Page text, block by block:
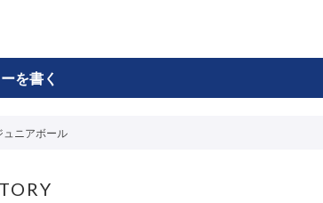
を書く
ニアボール